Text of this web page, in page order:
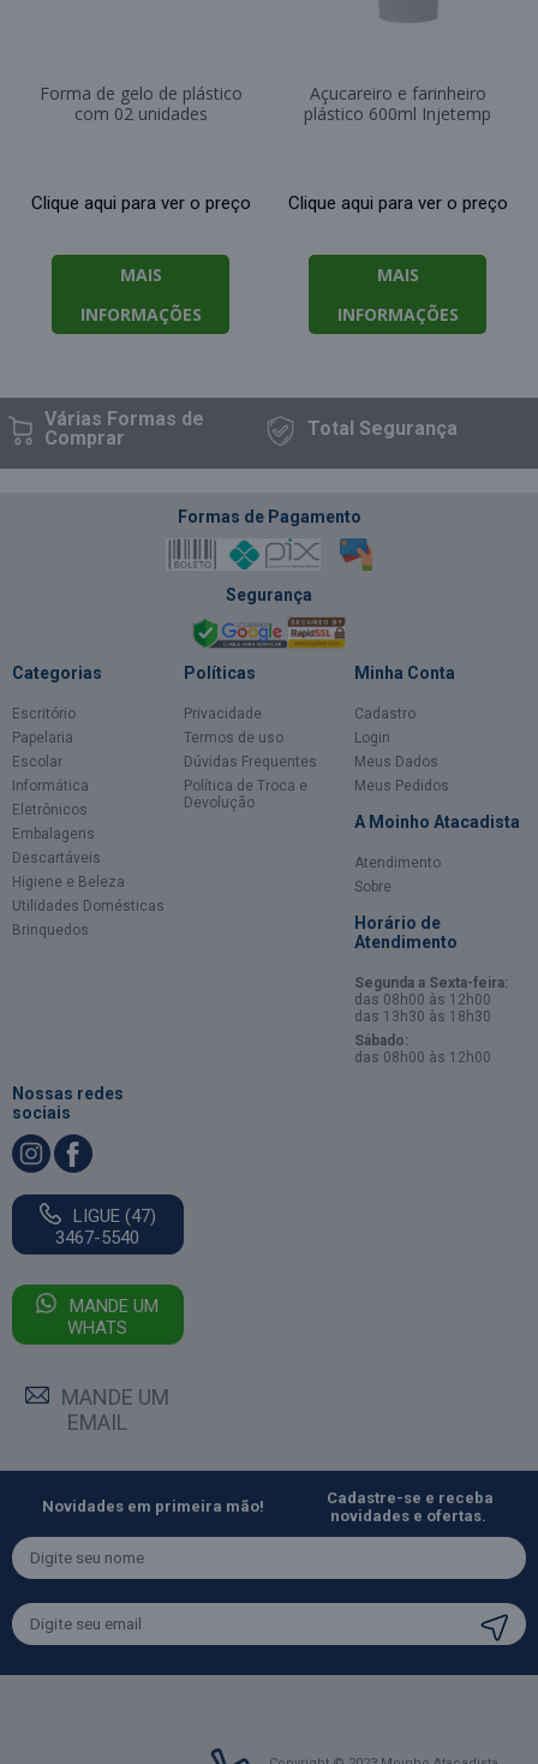
Forma de gelo de plástico
com 02 unidades
Clique aqui para ver o preço
MAIS
INFORMAÇÕES
Açucareiro e farinheiro
plástico 600ml Injetemp
Clique aqui para ver o preço
MAIS
INFORMAÇÕES
Várias Formasde
Comprar
TotalSegurança
Formas de Pagamento
Segurança
Categorias
Escritório
Papelaria
Escolar
Informática
Eletrônicos
Embalagens
Descartáveis
Higiene e Beleza
Utilidades Domésticas
Brinquedos
Políticas
Privacidade
Termos de uso
Dúvidas Frequentes
Política de Troca e
Devolução
Minha Conta
Cadastro
Login
Meus Dados
Meus Pedidos
A Moinho Atacadista
Atendimento
Sobre
Horário de
Atendimento
Segunda a Sexta-feira:
das 08h00 às 12h00
das 13h30 às 18h30
Sábado:
das 08h00 às 12h00
Nossas redes
sociais
LIGUE (47)
3467-5540
MANDE UM
WHATS
MANDE UM
EMAIL
Novidades em primeira mão!
Cadastre-se e receba
novidades e ofertas.